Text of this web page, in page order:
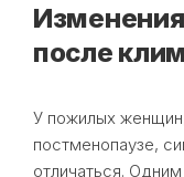
после
У пожилых
постменопаузе,
отличаться.